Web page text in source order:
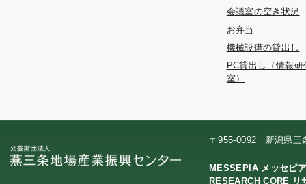
会議室の空き状況
お弁当
機械設備の貸出し
PC貸出し（情報研
室）
〒955-0092 新潟県三
MESSEPIA メッセピ
RESEARCH CORE リ